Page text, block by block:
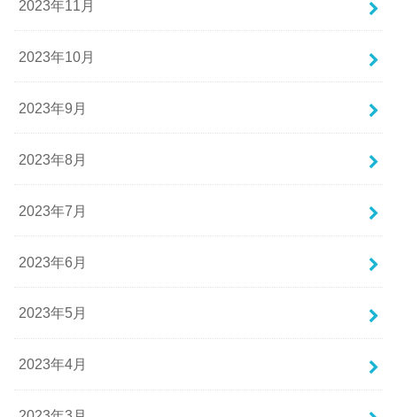
2023年11月
2023年10月
2023年9月
2023年8月
2023年7月
2023年6月
2023年5月
2023年4月